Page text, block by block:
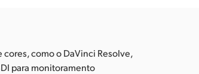
como o DaVinci Resolve,
para monitoramento